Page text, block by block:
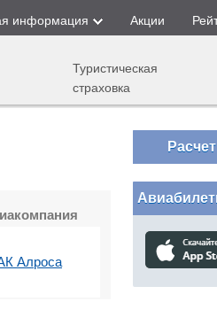
информация Акции
Туристическая
страховка
Алроса